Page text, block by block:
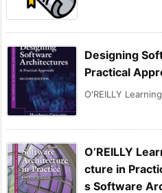
Designing
Practical
O'REILLY
O’REILLY
cture in
s Software